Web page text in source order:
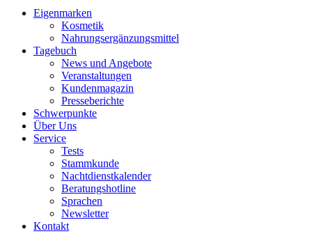
Eigenmarken
Kosmetik
Nahrungsergänzungsmittel
Tagebuch
News und Angebote
Veranstaltungen
Kundenmagazin
Presseberichte
Schwerpunkte
Über Uns
Service
Tests
Stammkunde
Nachtdienstkalender
Beratungshotline
Sprachen
Newsletter
Kontakt